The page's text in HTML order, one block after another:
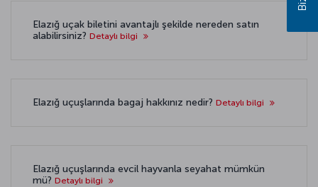
Elazığ uçak biletini avantajlı şekilde nereden satın
alabilirsiniz? Detaylı bilgi
Elazığ uçuşlarında bagaj hakkınız nedir? Detaylı bilgi
Elazığ uçuşlarında evcil hayvanla seyahat mümkün
mü? Detaylı bilgi